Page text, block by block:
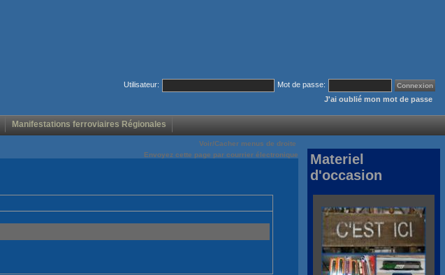
Utilisateur:
Mot de passe:
J'ai oublié mon mot de passe
Manifestations ferroviaires Régionales
Voir/Cacher menus de droite
Envoyez cette page par courrier électronique
Materiel
d'occasion